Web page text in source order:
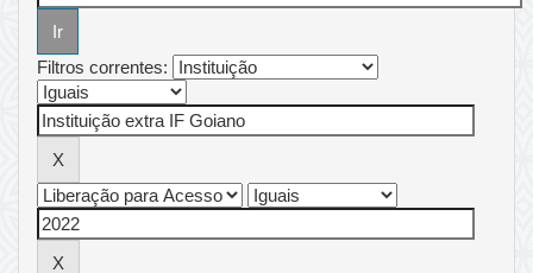
Filtros correntes: